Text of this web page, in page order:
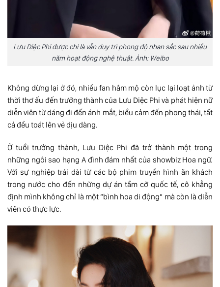
Lưu Diệc Phi được chi là vẫn duy trì phong độ nhan sắc sau nhiều
năm hoạt động nghệ thuật. Ảnh: Weibo
Không dừng lại ở đó, nhiều fan hâm mộ còn lục lại loạt ảnh từ
thời thơ ấu đến trưởng thành của Lưu Diệc Phi và phát hiện nữ
diễn viên từ dáng đi đến ánh mắt, biểu cảm đến phong thái, tất
cả đều toát lên vẻ dịu dàng.
Ở tuổi trưởng thành, Lưu Diệc Phi đã trở thành một trong
những ngôi sao hạng A đình đám nhất của showbiz Hoa ngữ.
Với sự nghiệp trải dài từ các bộ phim truyền hình ăn khách
trong nước cho đến những dự án tầm cỡ quốc tế, cô khẳng
định mình không chỉ là một “bình hoa di động” mà còn là diễn
viên có thực lực.